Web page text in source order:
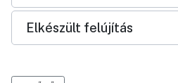
Elkészült felújítás